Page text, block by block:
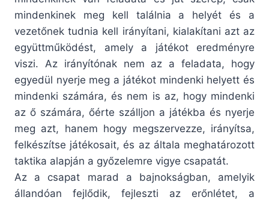
mindenkinek meg kell találnia a helyét és a
vezetőnek tudnia kell irányítani, kialakítani azt az
együttműködést, amely a játékot eredményre
viszi. Az irányítónak nem az a feladata, hogy
egyedül nyerje meg a játékot mindenki helyett és
mindenki számára, és nem is az, hogy mindenki
az ő számára, őérte szálljon a játékba és nyerje
meg azt, hanem hogy megszervezze, irányítsa,
felkészítse játékosait, és az általa meghatározott
taktika alapján a győzelemre vigye csapatát.
Az a csapat marad a bajnokságban, amelyik
állandóan fejlődik, fejleszti az erőnlétet, a